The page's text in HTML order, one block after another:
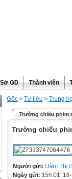
GD Thành viên
Gốc > Tư liệu > Trung
Trường chiếu phim
Trường chiếu
Người gửi: Đàm Thị
Ngày gửi: 15h:01'